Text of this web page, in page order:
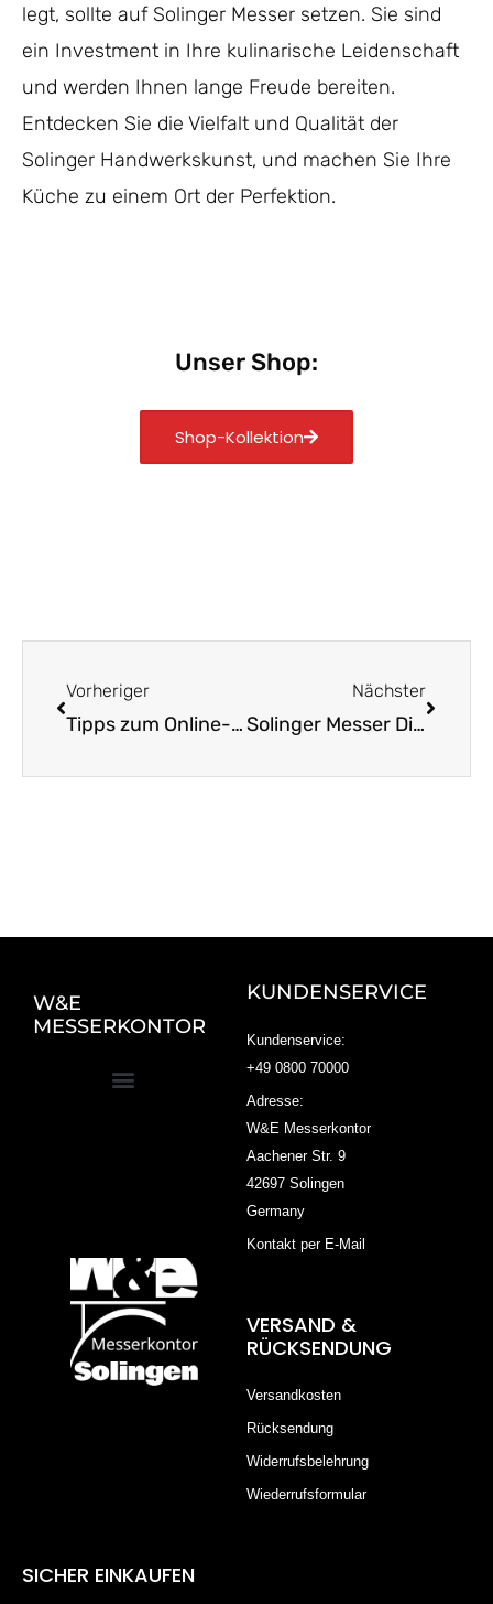
legt, sollte auf Solinger Messer setzen. Sie sind
ein Investment in Ihre kulinarische Leidenschaft
und werden Ihnen lange Freude bereiten.
Entdecken Sie die Vielfalt und Qualität der
Solinger Handwerkskunst, und machen Sie Ihre
Küche zu einem Ort der Perfektion.
Unser Shop:
Shop-Kollektion
Vorheriger
Tipps zum Online-Kauf von Solinger Messern
Nächster
Solinger Messer Die zeitlose Qualität fürs Leben
W&E
MESSERKONTOR
KUNDENSERVICE
Kundenservice:
+49 0800 70000
Adresse:
W&E Messerkontor
Aachener Str. 9
42697 Solingen
Germany
Kontakt per E-Mail
VERSAND &
RÜCKSENDUNG
Versandkosten
Rücksendung
Widerrufsbelehrung
Wiederrufsformular
SICHER EINKAUFEN